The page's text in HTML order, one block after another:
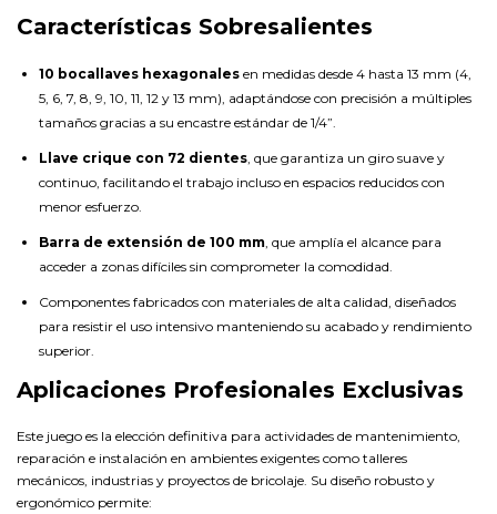
Características Sobresalientes
10 bocallaves hexagonales en medidas desde 4 hasta 13 mm (4,
5, 6, 7, 8, 9, 10, 11, 12 y 13 mm), adaptándose con precisión a múltiples
tamaños gracias a su encastre estándar de 1/4”.
Llave crique con 72 dientes , que garantiza un giro suave y
continuo, facilitando el trabajo incluso en espacios reducidos con
menor esfuerzo.
Barra de extensión de 100 mm , que amplía el alcance para
acceder a zonas difíciles sin comprometer la comodidad.
Componentes fabricados con materiales de alta calidad, diseñados
para resistir el uso intensivo manteniendo su acabado y rendimiento
superior.
Aplicaciones Profesionales Exclusivas
Este juego es la elección definitiva para actividades de mantenimiento,
reparación e instalación en ambientes exigentes como talleres
mecánicos, industrias y proyectos de bricolaje. Su diseño robusto y
ergonómico permite: